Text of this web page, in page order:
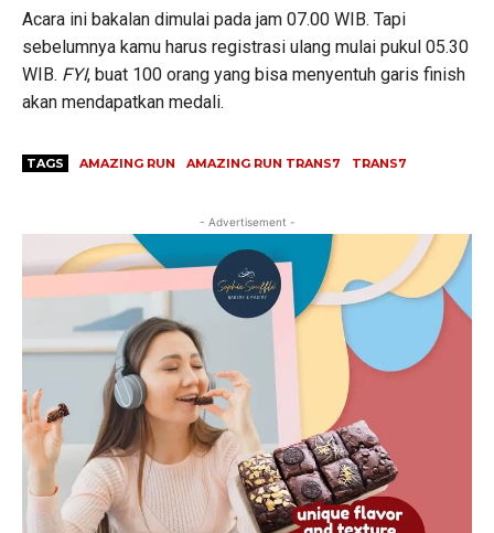
Acara ini bakalan dimulai pada jam 07.00 WIB. Tapi
sebelumnya kamu harus registrasi ulang mulai pukul 05.30
WIB. FYI, buat 100 orang yang bisa menyentuh garis finish
akan mendapatkan medali.
TAGS AMAZING RUN AMAZING RUN TRANS7 TRANS7
- Advertisement -